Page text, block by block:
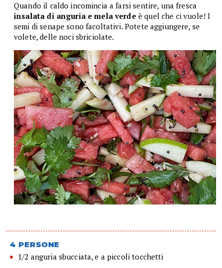
Quando il caldo incomincia a farsi sentire, una fresca
insalata di anguria e mela verde è quel che ci vuole! I
semi di senape sono facoltativi. Potete aggiungere, se
volete, delle noci sbriciolate.
4 PERSONE
1/2 anguria sbucciata, e a piccoli tocchetti